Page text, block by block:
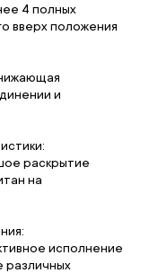
4 полных
вверх положения
и
раскрытие
на
исполнение
различных